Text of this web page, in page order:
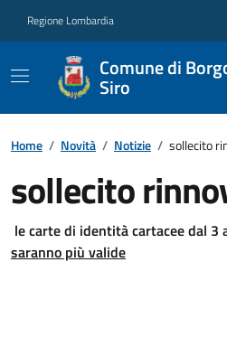
Regione Lombardia
Comune di
Siro
Home / Novità / Notizie / sollecito
sollecito
le carte di identità cartaceedal 3
saranno più valide